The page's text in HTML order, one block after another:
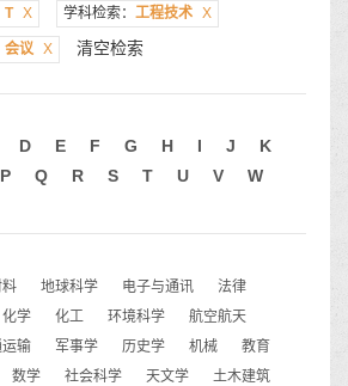
T X 学科检索： 工程技术 X
会议 X 清空检索
D E F G H I J
K
P Q R S T U V
W
地球科学 电子与通讯
法律
化学 化工 环境科学
航空航天
输 军事学 历史学 机械
教育
数学 社会科学 天文学
土木建筑